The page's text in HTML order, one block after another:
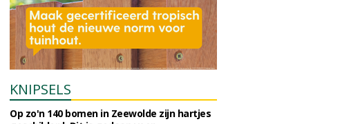
KNIPSELS
Op zo'n 140 bomen in Zeewolde zijn hartjes